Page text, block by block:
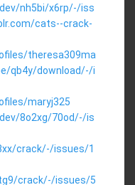
nh5bi/x6rp/-/iss
cats--crack-
theresa309ma
qb4y/download/-/i
maryj325
8o2xg/70od/-/is
crack/-/issues/1
crack/-/issues/5